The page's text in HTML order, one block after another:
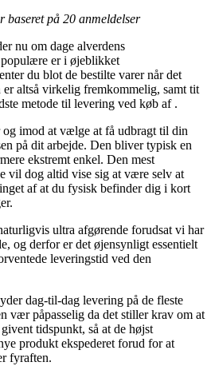
baseret på 20 anmeldelser
nu om dage alverdens
er i øjeblikket
du blot de bestilte varer når det
er altså virkelig fremkommelig, samt tit
metode til levering ved køb af .
imod at vælge at få udbragt til din
på dit arbejde. Den bliver typisk en
ekstremt enkel. Den mest
vil dog altid vise sig at være selv at
af at du fysisk befinder dig i kort
ultra afgørende forudsat vi har
og derfor er det øjensynligt essentielt
leveringstid ved den
dag-til-dag levering på de fleste
vær påpasselig da det stiller krav om at
tidspunkt, så at de højst
produkt ekspederet forud for at
fyraften.